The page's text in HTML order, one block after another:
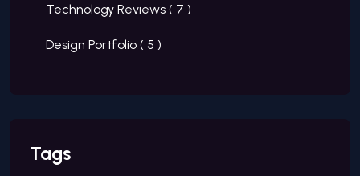
Technology Reviews ( 7 )
Design Portfolio ( 5 )
Tags